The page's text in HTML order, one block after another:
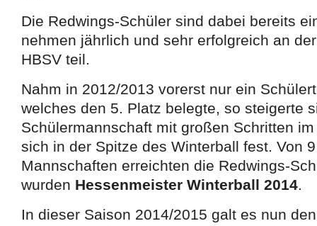
Die Redwings-Schüler sind dabei bereits
nehmen jährlich und sehr erfolgreich an
HBSV teil.
Nahm in 2012/2013 vorerst nur ein
welches den 5. Platz belegte, so steigerte
Schülermannschaft mit großen Schritten
sich in der Spitze des Winterball fest. Von
Mannschaften erreichten die Redwings-
wurden Hessenmeister Winterball 2014.
In dieser Saison 2014/2015 galt es nun